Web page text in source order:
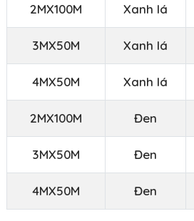
2MX100M Xanh lá
3MX50M Xanh lá
4MX50M Xanh lá
2MX100M Đen
3MX50M Đen
4MX50M Đen